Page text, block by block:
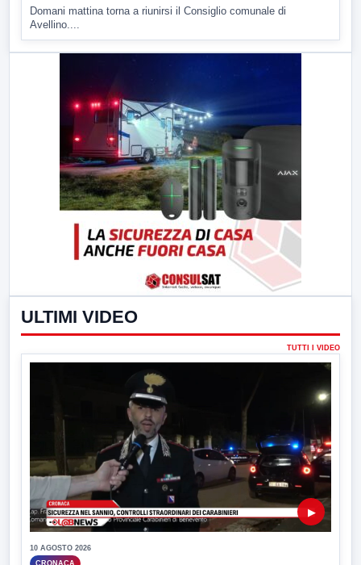
Domani mattina torna a riunirsi il Consiglio comunale di
Avellino....
ULTIMI VIDEO
TUTTI I VIDEO
▶
10 AGOSTO 2026
CRONACA